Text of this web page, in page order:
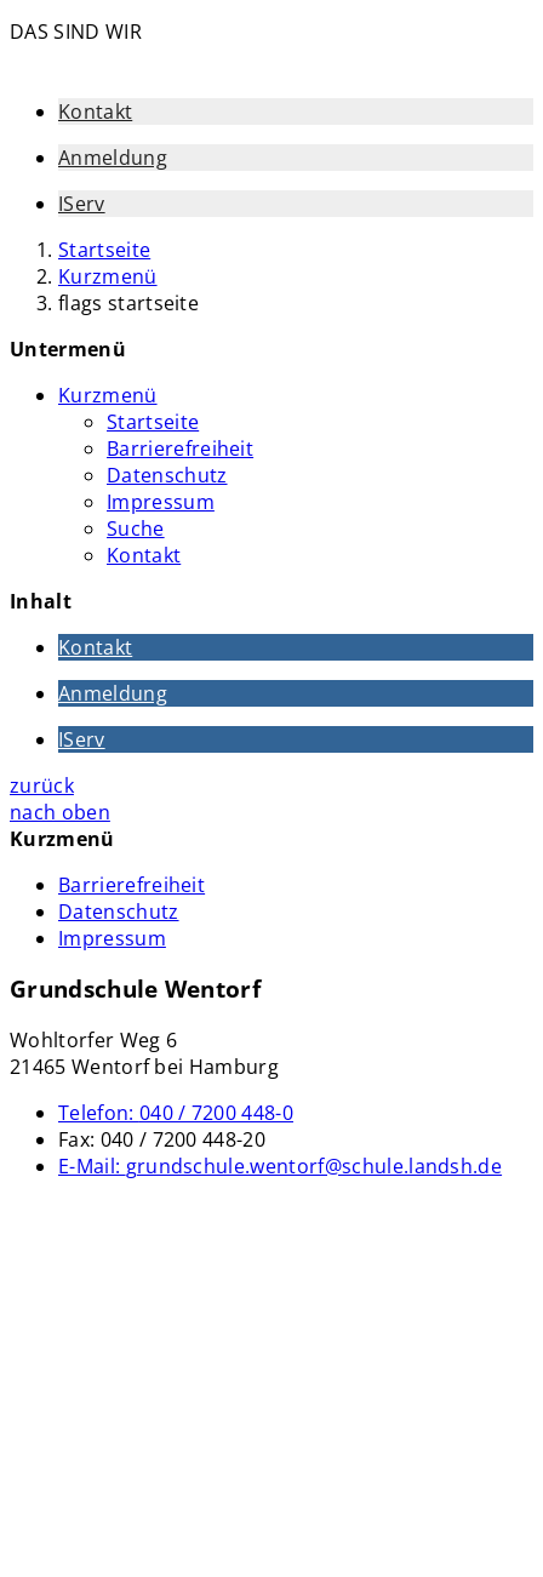
DAS SIND WIR
Kontakt
Anmeldung
IServ
Startseite
Kurzmenü
flags startseite
Untermenü
Kurzmenü
Startseite
Barrierefreiheit
Datenschutz
Impressum
Suche
Kontakt
Inhalt
Kontakt
Anmeldung
IServ
zurück
nach oben
Kurzmenü
Barrierefreiheit
Datenschutz
Impressum
Grundschule Wentorf
Wohltorfer Weg 6
21465 Wentorf bei Hamburg
Telefon: 040 / 7200 448-0
Fax: 040 / 7200 448-20
E-Mail: grundschule.wentorf@schule.landsh.de